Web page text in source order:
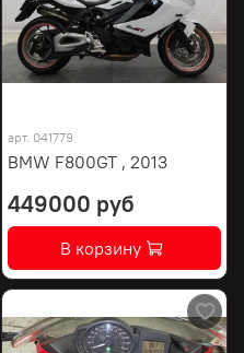
арт. 041779
BMW F800GT , 2013
449000 руб
В корзину